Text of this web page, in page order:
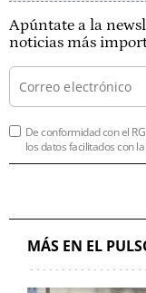
Apúntate a la
noticias más
De conformidad con el
los datos facilitados con
MÁS EN EL